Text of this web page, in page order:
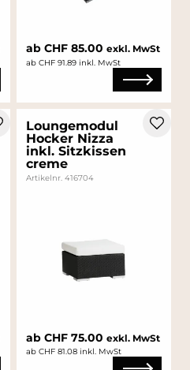
ab CHF 85.00 exkl. MwSt
ab CHF 91.89 inkl. MwSt
Loungemodul
Hocker Nizza
inkl. Sitzkissen
creme
Artikelnr. 416704
ab CHF 75.00 exkl. MwSt
ab CHF 81.08 inkl. MwSt